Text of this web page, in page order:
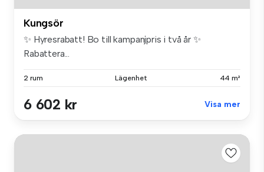
Kungsör
✨ Hyresrabatt! Bo till kampanjpris i två år ✨
Rabattera...
2 rum Lägenhet 44 m²
6 602 kr Visa mer